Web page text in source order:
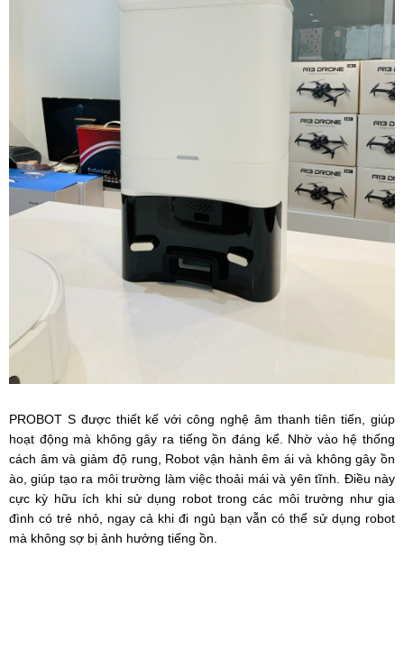
PROBOT S được thiết kế với công nghệ âm thanh tiên tiến, giúp
hoạt động mà không gây ra tiếng ồn đáng kể. Nhờ vào hệ thống
cách âm và giảm độ rung, Robot vận hành êm ái và không gây ồn
ào, giúp tạo ra môi trường làm việc thoải mái và yên tĩnh. Điều này
cực kỳ hữu ích khi sử dụng robot trong các môi trường như gia
đình có trẻ nhỏ, ngay cả khi đi ngủ bạn vẫn có thể sử dụng robot
mà không sợ bị ảnh hưởng tiếng ồn.